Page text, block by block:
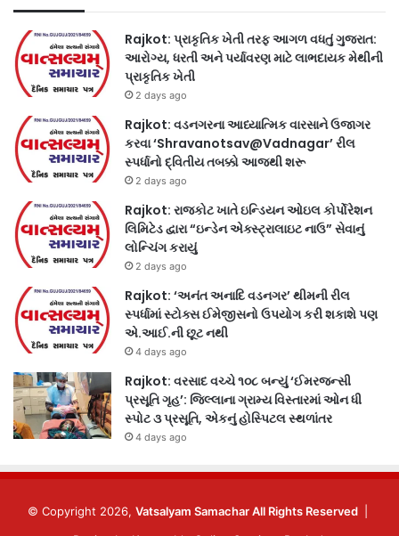
Rajkot: પ્રાકૃતિક ખેતી તરફ આગળ વધતું ગુજરાત:
આરોગ્ય, ધરતી અને પર્યાવરણ માટે લાભદાયક મેથીની
પ્રાકૃતિક ખેતી
2 days ago
Rajkot: વડનગરના આધ્યાત્મિક વારસાને ઉજાગર
કરવા ‘Shravanotsav@Vadnagar’ રીલ
સ્પર્ધાનો દ્વિતીય તબક્કો આજથી શરૂ
2 days ago
Rajkot: રાજકોટ ખાતે ઇન્ડિયન ઓઇલ કોર્પોરેશન
લિમિટેડ દ્વારા “ઇન્ડેન એક્સ્ટ્રાલાઇટ નાઉ” સેવાનું
લોન્ચિંગ કરાયું
2 days ago
Rajkot: ‘અનંત અનાદિ વડનગર’ થીમની રીલ
સ્પર્ધામાં સ્ટોક્સ ઈમેજીસનો ઉપયોગ કરી શકાશે પણ
એ.આઈ.ની છૂટ નથી
4 days ago
Rajkot: વરસાદ વચ્ચે ૧૦૮ બન્યું ‘ઈમરજન્સી
પ્રસૂતિ ગૃહ’: જિલ્લાના ગ્રામ્ય વિસ્તારમાં ઓન ધી
સ્પોટ ૩ પ્રસૂતિ, એકનું હોસ્પિટલ સ્થળાંતર
4 days ago
© Copyright 2026, Vatsalyam Samachar All Rights Reserved